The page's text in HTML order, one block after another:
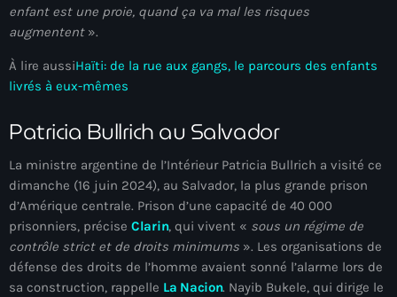
juin 2024
mai 2024
Catégories
: Internet Haiti
‘Pwogram Biden
“Viv Ansanm”
#freecarel
enfant est une proie, quand ça va mal les risques
augmentent».
À lire aussiHaïti: de la rue aux gangs, le parcours des enfants
livrés à eux-mêmes
Patricia Bullrich au Salvador
La ministre argentine de l’Intérieur Patricia Bullrich a visité ce
dimanche (16 juin 2024), au Salvador, la plus grande prison
d’Amérique centrale. Prison d’une capacité de 40 000
prisonniers, précise Clarin, qui vivent « sous un régime de
contrôle strict et de droits minimums ». Les organisations de
défense des droits de l’homme avaient sonné l’alarme lors de
sa construction, rappelle La Nacion. Nayib Bukele, qui dirige le